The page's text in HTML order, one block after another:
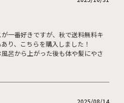
一番好きですが、秋で送料無料キ
り、こちらを購入しました！
呂から上がった後も体や髪にやさ
2025/08/14